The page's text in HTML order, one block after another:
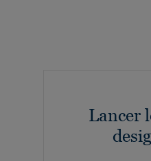
Lancer